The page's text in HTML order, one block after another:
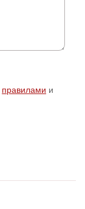
правилами и